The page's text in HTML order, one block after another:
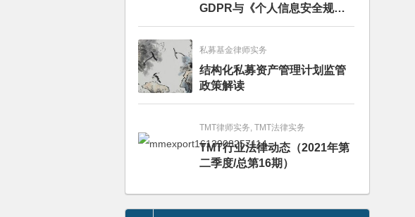
GDPR与《个人信息安全规
范》的比较分析
私募基金律师实务
结构化私募资产管理计划监管
政策解读
TMT律师实务, TMT法律实务
TMT行业法律动态（2021年第
二季度/总第16期）